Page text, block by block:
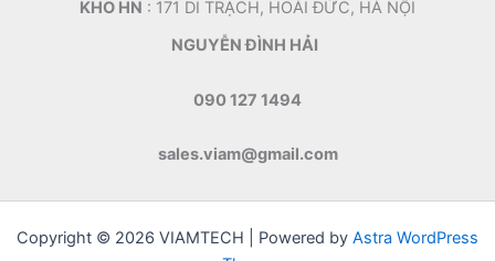
KHO HN : 171 DI TRẠCH, HOÀI ĐỨC, HÀ NỘI
NGUYỄN ĐÌNH HẢI
090 127 1494
sales.viam@gmail.com
Copyright © 2026 VIAMTECH | Powered by Astra WordPress